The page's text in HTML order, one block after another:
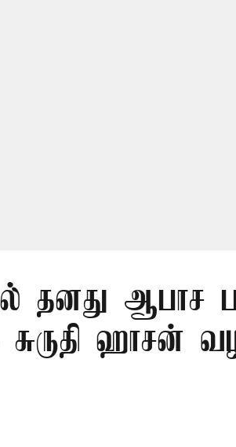
தனது ஆபாச
ஹாசன்